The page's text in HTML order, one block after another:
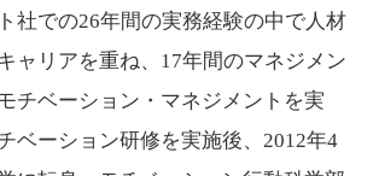
社での26年間の実務経験の中で人材
ャリアを重ね、17年間のマネジメン
チベーション・マネジメントを実
ベーション研修を実施後、2012年4